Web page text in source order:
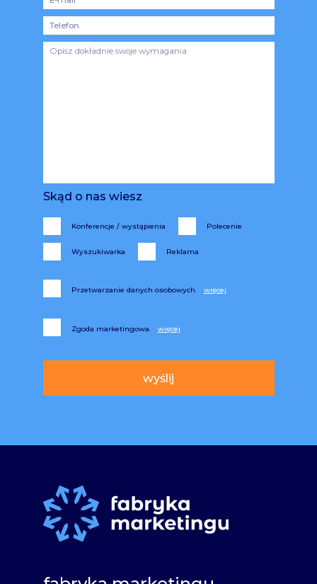
Skąd o nas wiesz
Konferencje / wystąpienia Polecenie
Wyszukiwarka Reklama
Przetwarzanie danych osobowych.
Zgoda marketingowa.